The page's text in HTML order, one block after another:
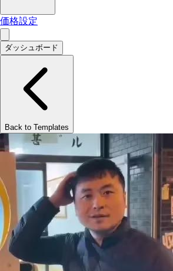
価格設定
ダッシュボード
Back to Templates